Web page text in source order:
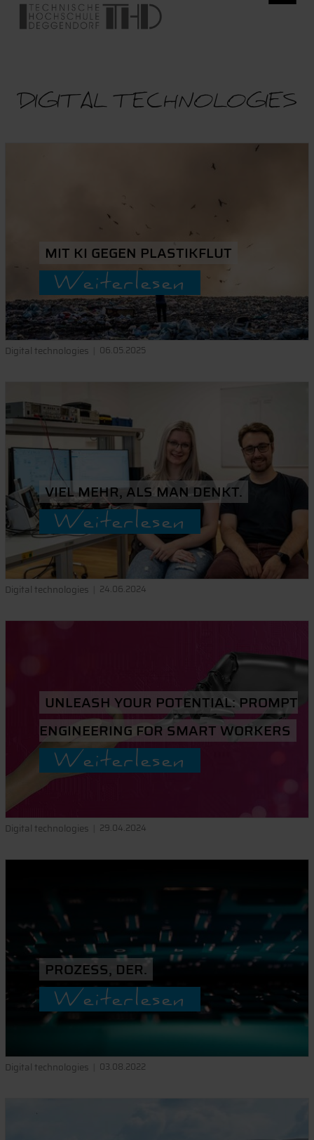
DIGITAL TECHNOLOGIES
MIT KI GEGEN PLASTIKFLUT
Weiterlesen
Digital technologies 06.05.2025
VIEL MEHR, ALS MAN DENKT.
Weiterlesen
Digital technologies 24.06.2024
UNLEASH YOUR POTENTIAL: PROMPT
ENGINEERING FOR SMART WORKERS
Weiterlesen
Digital technologies 29.04.2024
PROZESS, DER.
Weiterlesen
Digital technologies 03.08.2022